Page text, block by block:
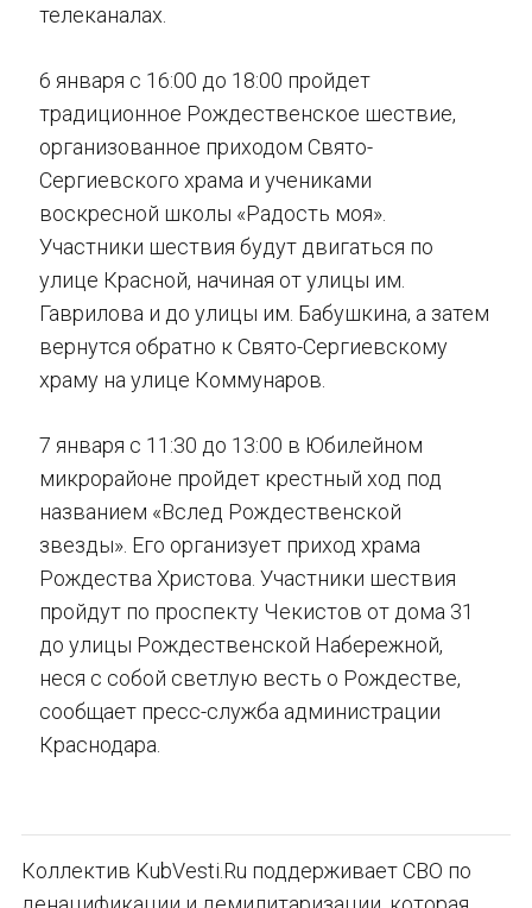
телеканалах.
6 января с 16:00 до 18:00 пройдет
традиционное Рождественское шествие,
организованное приходом Свято-
Сергиевского храма и учениками
воскресной школы «Радость моя».
Участники шествия будут двигаться по
улице Красной, начиная от улицы им.
Гаврилова и до улицы им. Бабушкина, а затем
вернутся обратно к Свято-Сергиевскому
храму на улице Коммунаров.
7 января с 11:30 до 13:00 в Юбилейном
микрорайоне пройдет крестный ход под
названием «Вслед Рождественской
звезды». Его организует приход храма
Рождества Христова. Участники шествия
пройдут по проспекту Чекистов от дома 31
до улицы Рождественской Набережной,
неся с собой светлую весть о Рождестве,
сообщает пресс-служба администрации
Краснодара.
Коллектив KubVesti.Ru поддерживает СВО по